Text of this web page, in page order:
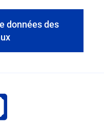
données des